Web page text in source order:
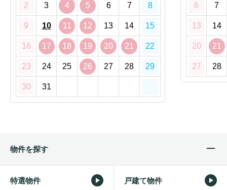
2 3 4 5 6 7 8
9 10 11 12 13 14 15
16 17 18 19 20 21 22
23 24 25 26 27 28 29
30 31
6 7
13 14
20 21
27 28
物件を探す
特選物件 戸建て物件